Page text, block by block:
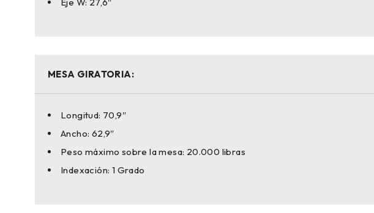
MESA GIRATORIA:
Longitud: 70,9″
Ancho: 62,9″
Peso máximo sobre la mesa: 20.000 libras
Indexación: 1 Grado